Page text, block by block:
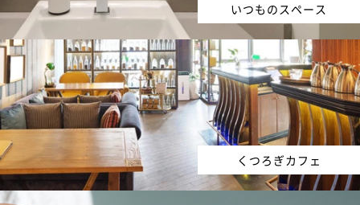
いつものスペース
くつろぎカフェ